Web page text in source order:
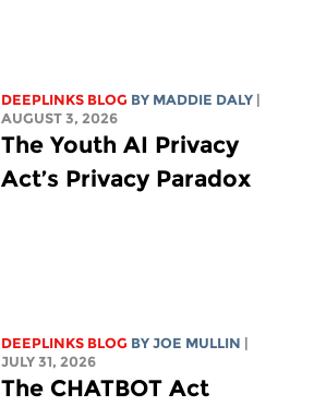
DEEPLINKS BLOG BY MADDIE DALY |
AUGUST 3, 2026
The Youth AI Privacy
Act’s Privacy Paradox
DEEPLINKS BLOG BYJOE MULLIN |
JULY 31, 2026
The CHATBOT Act